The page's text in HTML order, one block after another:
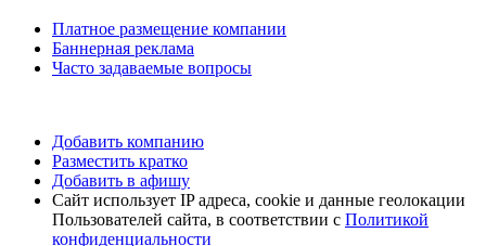
Платное размещение компании
Баннерная реклама
Часто задаваемые вопросы
Добавить компанию
Разместить кратко
Добавить в афишу
Сайт использует IP адреса, cookie и данные геолокации
Пользователей сайта, в соответствии с Политикой
конфиденциальности